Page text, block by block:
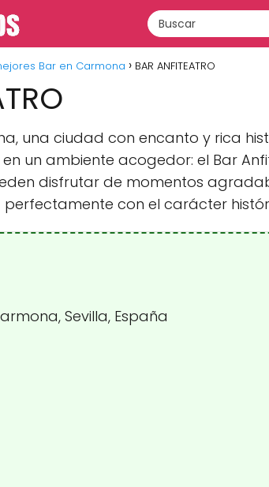
Bar en Carmona BAR ANFITEATRO
una ciudad con encanto y rica
un ambiente acogedor: el Bar
disfrutar de momentos
con el carácter
Sevilla, España